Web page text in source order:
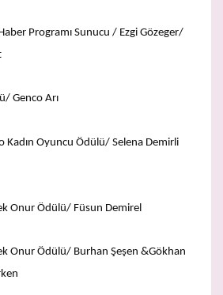
Programı Sunucu / Ezgi Gözeger/
Genco Arı
Oyuncu Ödülü/ Selena Demirli
Onur Ödülü/ Füsun Demirel
Onur Ödülü/ Burhan Şeşen &Gökhan